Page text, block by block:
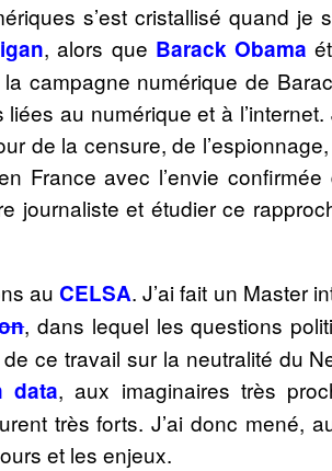
s’est cristallisé quand je
, alors que Barack Obama
campagne numérique de
au numérique et à
de la censure, de
France avec l’envie confirmée
journaliste et étudier ce
auCELSA. J’ai fait un Master
, dans lequel les questions
ce travail sur la neutralité du
data, aux imaginaires très
très forts. J’ai donc mené,
et les enjeux.